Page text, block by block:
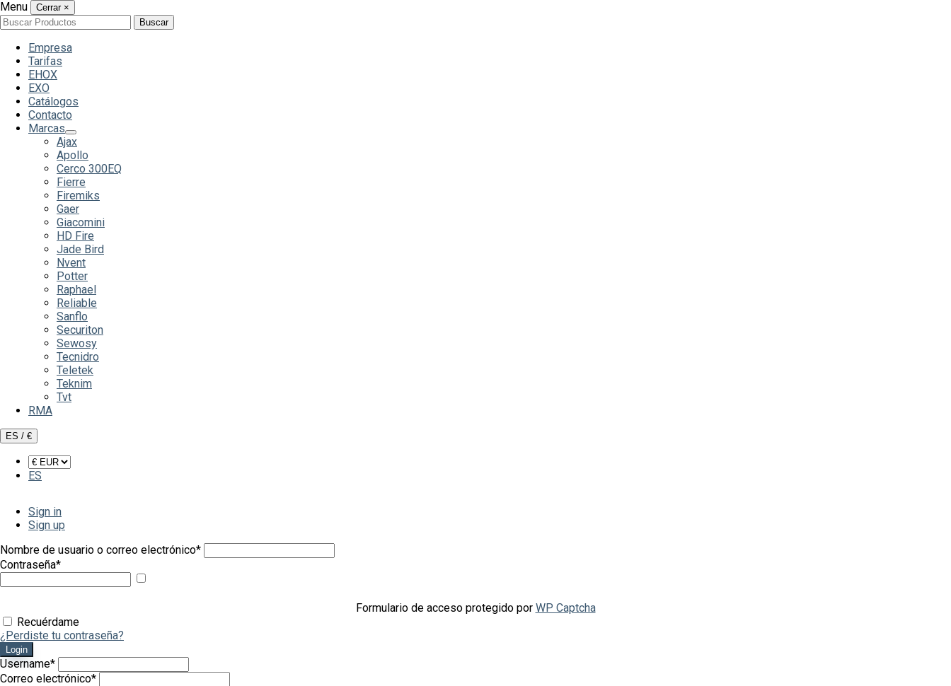
Menu Cerrar ×
Buscar
por:
Buscar
Empresa
Tarifas
EHOX
EXO
Catálogos
Contacto
Marcas
Ajax
Apollo
Cerco 300EQ
Fierre
Firemiks
Gaer
Giacomini
HD Fire
Jade Bird
Nvent
Potter
Raphael
Reliable
Sanflo
Securiton
Sewosy
Tecnidro
Teletek
Teknim
Tvt
RMA
ES / €
ES
Sign in
Sign up
Nombre de usuario o correo electrónico*
Contraseña*
Formulario de acceso protegido por WP Captcha
Recuérdame
¿Perdiste tu contraseña?
Login
Username*
Correo electrónico*